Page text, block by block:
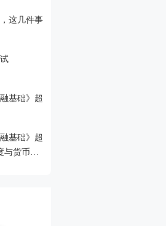
这几件事
基础》超
基础》超
与货币乘